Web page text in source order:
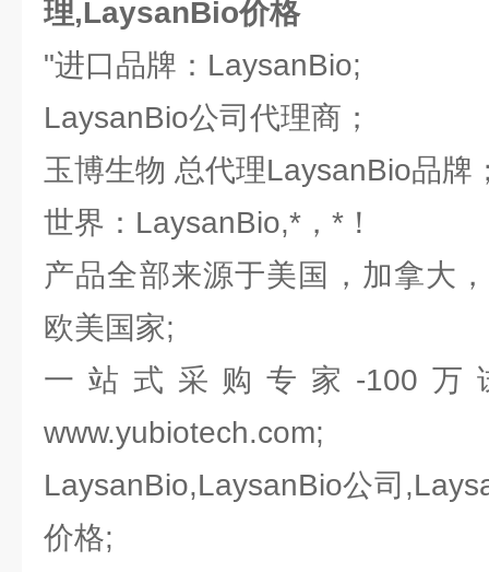
理,LaysanBio价格
"进口品牌：LaysanBio;
LaysanBio公司代理商；
玉博生物 总代理LaysanBio品
世界：LaysanBio,*，*！
产品全部来源于美国，加拿大
欧美国家;
一站式采购专家-100万
www.yubiotech.com;
LaysanBio,LaysanBio公司
价格;